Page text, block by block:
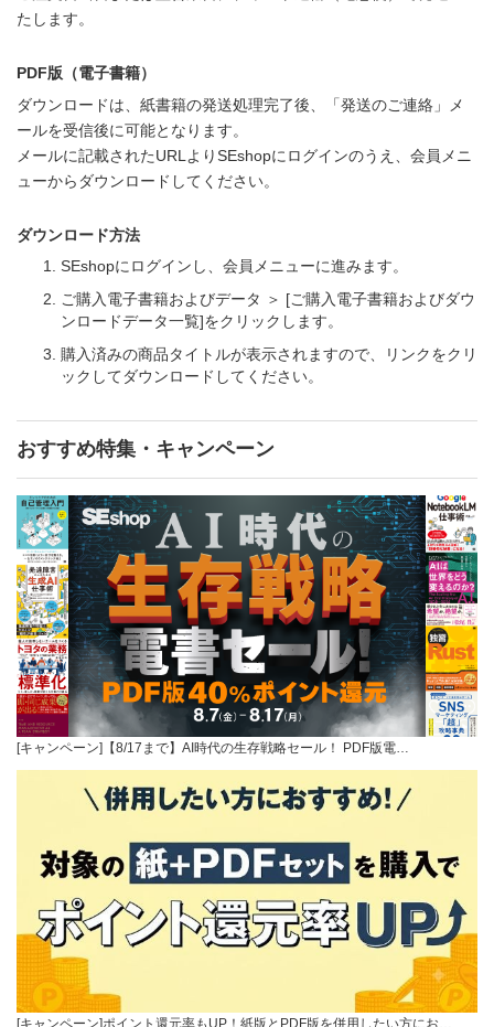
たします。
PDF版（電子書籍）
ダウンロードは、紙書籍の発送処理完了後、「発送のご連絡」メ
ールを受信後に可能となります。
メールに記載されたURLよりSEshopにログインのうえ、会員メニ
ューからダウンロードしてください。
ダウンロード方法
SEshopにログインし、会員メニューに進みます。
ご購入電子書籍およびデータ ＞ [ご購入電子書籍およびダウ
ンロードデータ一覧]をクリックします。
購入済みの商品タイトルが表示されますので、リンクをクリ
ックしてダウンロードしてください。
おすすめ特集・キャンペーン
[キャンペーン]【8/17まで】AI時代の生存戦略セール！ PDF版電…
[キャンペーン]ポイント還元率もUP！紙版とPDF版を併用したい方にお…